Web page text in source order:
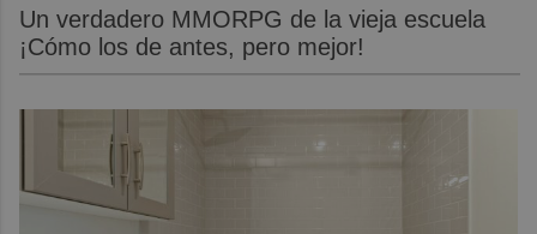
Un verdadero MMORPG de la vieja escuela
¡Cómo los de antes, pero mejor!